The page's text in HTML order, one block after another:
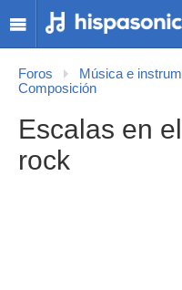
Foros Música e
Composición
Escalas en
rock